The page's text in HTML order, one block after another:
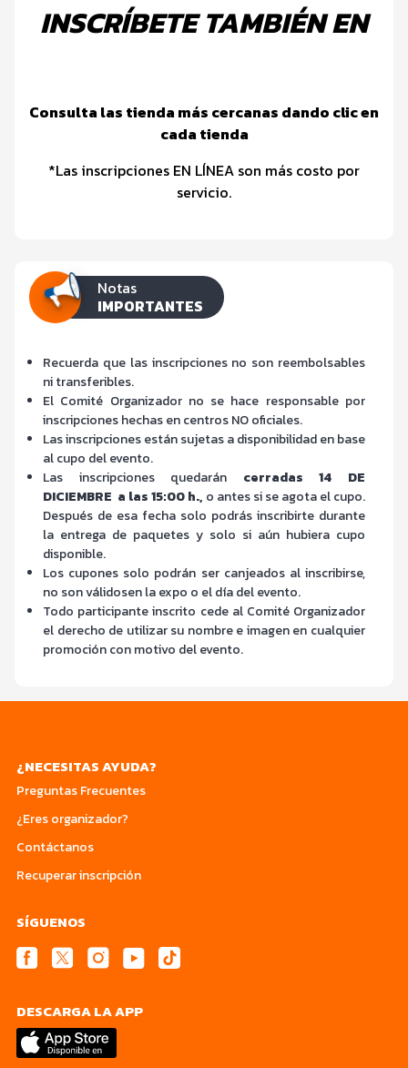
INSCRÍBETE TAMBIÉN EN
Consulta las tienda más cercanas dando clic en
cada tienda
*Las inscripciones EN LÍNEA son más costo por
servicio.
Notas
IMPORTANTES
Recuerda que las inscripciones no son reembolsables
ni transferibles.
El Comité Organizador no se hace responsable por
inscripciones hechas en centros NO oficiales.
Las inscripciones están sujetas a disponibilidad en base
al cupo del evento.
Las inscripciones quedarán
cerradas 14 DE
DICIEMBRE a las 15:00 h., o antes si se agota el cupo.
Después de esa fecha solo podrás inscribirte durante
la entrega de paquetes y solo si aún hubiera cupo
disponible.
Los cupones solo podrán ser canjeados al inscribirse,
no son válidosen la expo o el día del evento.
Todo participante inscrito cede al Comité Organizador
el derecho de utilizar su nombre e imagen en cualquier
promoción con motivo del evento.
¿NECESITAS AYUDA?
Preguntas Frecuentes
¿Eres organizador?
Contáctanos
Recuperar inscripción
SÍGUENOS
DESCARGA LA APP